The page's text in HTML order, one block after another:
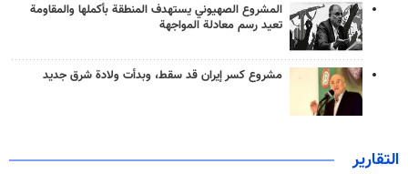
المشروع الصهيوني يستهدف المنطقة بأكملها والمقاومة
تعيد رسم معادلة المواجهة
مشروع كسر إيران قد سقط، وبدأت ولادة شرق جديد
التقارير